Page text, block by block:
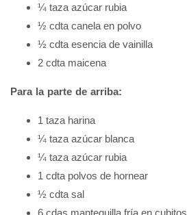
¼ taza azúcar rubia
½ cdta canela en polvo
½ cdta esencia de vainilla
2 cdta maicena
Para la parte de arriba:
1 taza harina
¼ taza azúcar blanca
¼ taza azúcar rubia
1 cdta polvos de hornear
½ cdta sal
6 cdas mantequilla fría en cubitos